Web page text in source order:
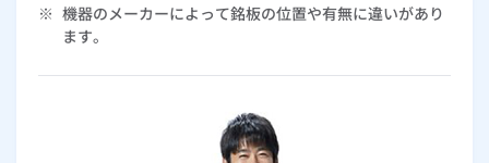
商品一覧表
給湯器ぴったり診断
※ 機器のメーカーによって銘板の位置や有無に違いがあり
ます。